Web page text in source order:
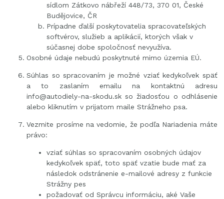
sídlom Zátkovo nábřeží 448/73, 370 01, České
Budějovice, ČR
Prípadne ďalší poskytovatelia spracovateľských
softvérov, služieb a aplikácií, ktorých však v
súčasnej dobe spoločnosť nevyužíva.
Osobné údaje nebudú poskytnuté mimo územia EÚ.
Súhlas so spracovaním je možné vziať kedykoľvek späť
a to zaslaním emailu na kontaktnú adresu
info@autodiely-na-skodu.sk so žiadosťou o odhlásenie
alebo kliknutím v prijatom maile Strážneho psa.
Vezmite prosíme na vedomie, že podľa Nariadenia máte
právo:
vziať súhlas so spracovaním osobných údajov
kedykoľvek späť, toto späť vzatie bude mať za
následok odstránenie e-mailové adresy z funkcie
Strážny pes
požadovať od Správcu informáciu, aké Vaše